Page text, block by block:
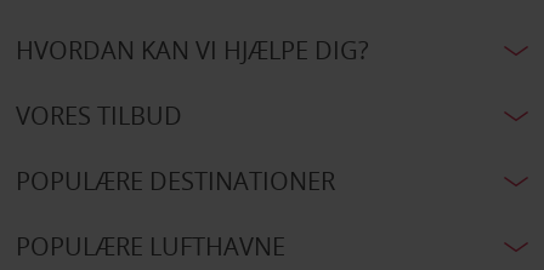
HVORDAN KAN VI HJÆLPE DIG?
VORES TILBUD
POPULÆRE DESTINATIONER
POPULÆRE LUFTHAVNE